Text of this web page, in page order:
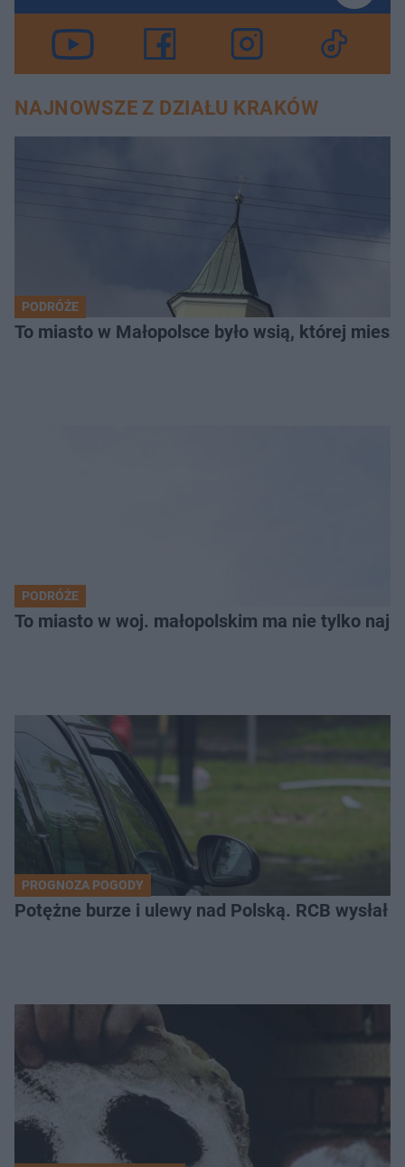
NAJNOWSZE Z DZIAŁU KRAKÓW
PODRÓŻE
To miasto w Małopolsce było wsią, której
PODRÓŻE
To miasto w woj. małopolskim ma nie tylko
PROGNOZA POGODY
Potężne burze i ulewy nad Polską. RCB